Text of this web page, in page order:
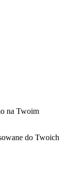
na Twoim
do Twoich